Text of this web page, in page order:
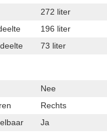
272 liter
196 liter
73 liter
Nee
Rechts
Ja